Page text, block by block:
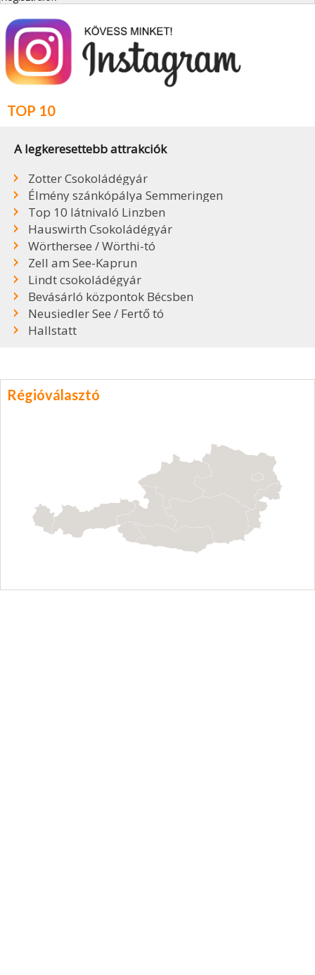
TOP 10
A legkeresettebb attrakciók
Zotter Csokoládégyár
Élmény szánkópálya Semmeringen
Top 10 látnivaló Linzben
Hauswirth Csokoládégyár
Wörthersee / Wörthi-tó
Zell am See-Kaprun
Lindt csokoládégyár
Bevásárló központok Bécsben
Neusiedler See / Fertő tó
Hallstatt
Régióválasztó